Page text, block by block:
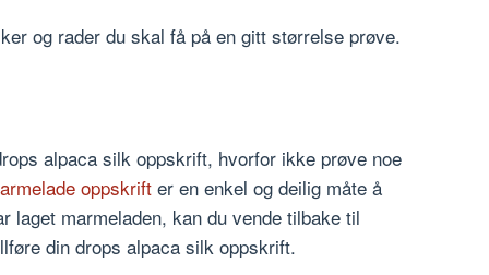
og rader du skal få på en gitt størrelse prøve.
alpaca silk oppskrift, hvorfor ikke prøve noe
oppskrifter en enkel og deilig måte å
laget marmeladen, kan du vende tilbake til
din drops alpaca silk oppskrift.